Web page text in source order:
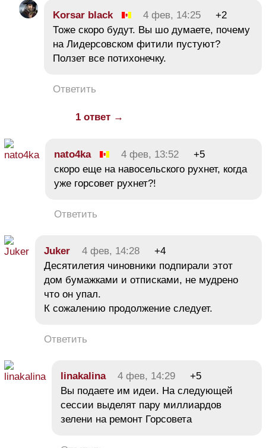
Korsar black 4 фев, 14:25
+2
Тоже скоро будут. Вы шо думаете, почему
на Лидерсовском фитили пустуют?
Ползет все потихонечку.
Ответить
1 ответ →
nato4ka 4 фев, 13:52
+5
скоро еще на навосельского рухнет, когда
уже горсовет рухнет?!
Ответить
Juker 4 фев, 14:28
+4
Десятилетия чиновники подпирали этот
дом бумажками и отписками, не мудрено
что он упал.
К сожалению продолжение следует.
Ответить
linakalina 4 фев, 14:29
+5
Вы подаете им идеи. На следующей
сессии выделят пару миллиардов
зелени на ремонт Горсовета